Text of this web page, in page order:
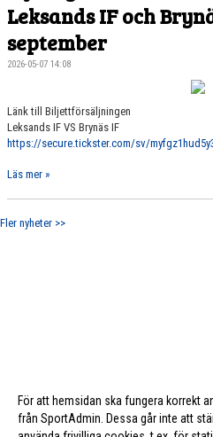
Leksands IF och
september
2026-05-07 14:08
Länk till Biljettförsäljningen
Leksands IF VS Brynäs IF
https://secure.tickster.com/sv/
Läs mer »
Fler nyheter >>
För att hemsidan ska fungera korrekt
från SportAdmin. Dessa går inte att